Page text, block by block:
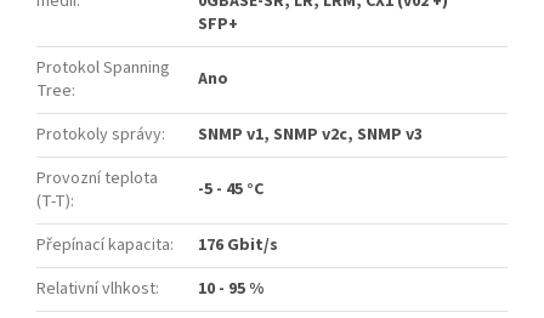
SFP+
Protokol Spanning
Tree: Ano
Protokoly správy:
SNMP v1, SNMP v2c, SNMP v3
Provozní teplota
(T-T): -5 - 45 °C
Přepínací kapacita:
176 Gbit/s
Relativní vlhkost: 10 - 95 %